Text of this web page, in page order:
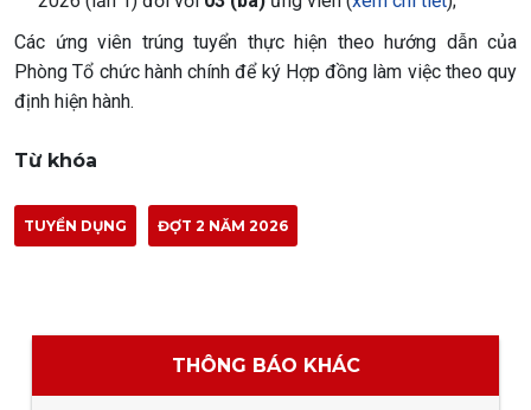
Các ứng viên trúng tuyển thực hiện theo hướng dẫn của
Phòng Tổ chức hành chính để ký Hợp đồng làm việc theo quy
định hiện hành.
Từ khóa
TUYỂN DỤNG ĐỢT 2 NĂM 2026
THÔNG BÁO KHÁC